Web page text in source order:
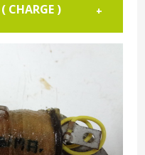
CHARGE ) +